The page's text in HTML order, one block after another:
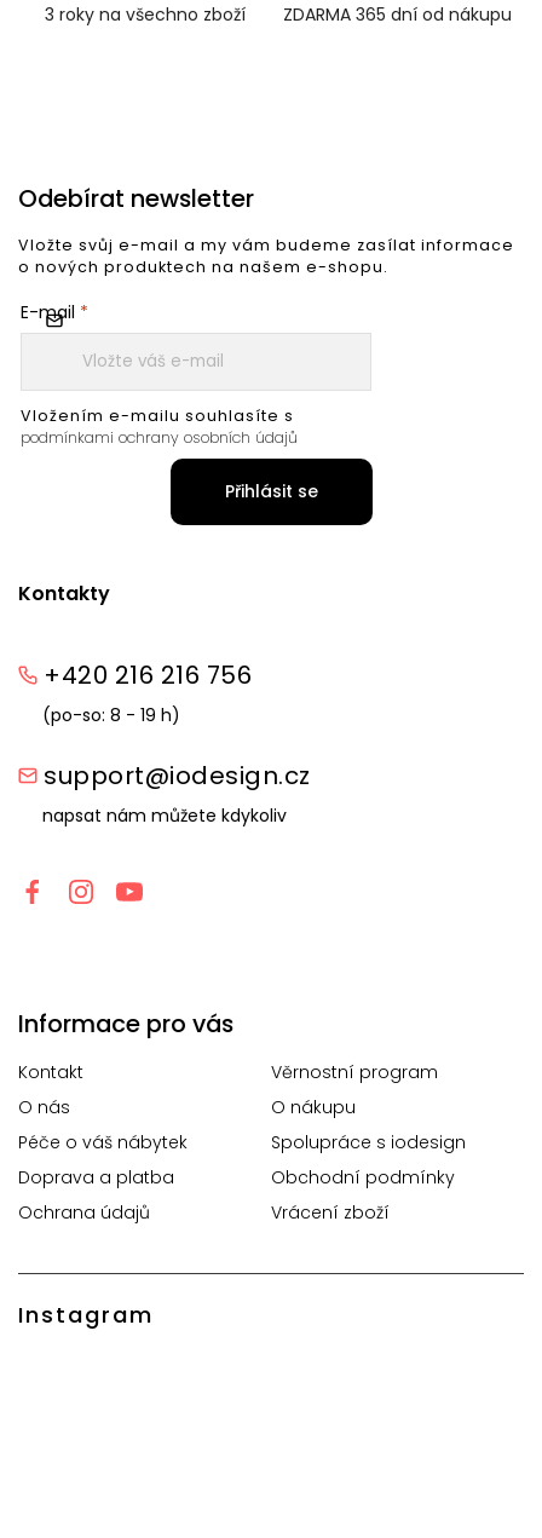
3 roky na všechno zboží ZDARMA 365 dní od nákupu
Kontakty
+420 216 216 756
(po-so: 8 - 19 h)
support@iodesign.cz
napsat nám můžete kdykoliv
Informace pro vás
Kontakt
Věrnostní program
O nás
O nákupu
Péče o váš nábytek
Spolupráce s iodesign
Doprava a platba
Obchodní podmínky
Ochrana údajů
Vrácení zboží
Instagram
Odebírat newsletter
Vložte svůj e-mail a my vám budeme zasílat informace
o nových produktech na našem e-shopu.
E-mail
Vložením e-mailu souhlasíte s
podmínkami ochrany osobních údajů
Přihlásit se